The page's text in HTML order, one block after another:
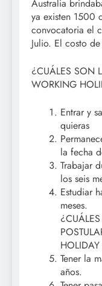
Australia
ya existen 1500
convocatoria el
Julio. El costo
¿CUÁLES SON
WORKING
Entrar y
quieras
la fecha
Trabajar
los seis
Estudiar
meses.
Tener la
años.